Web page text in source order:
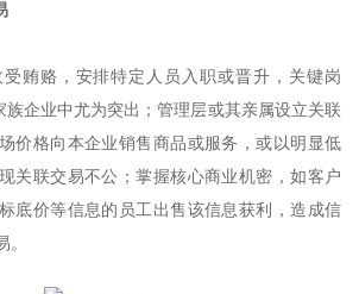
贿赂，安排特定人员入职或晋升，关键岗
族企业中尤为突出；管理层或其亲属设立关联
价格向本企业销售商品或服务，或以明显低
关联交易不公；掌握核心商业机密，如客户
底价等信息的员工出售该信息获利，造成信